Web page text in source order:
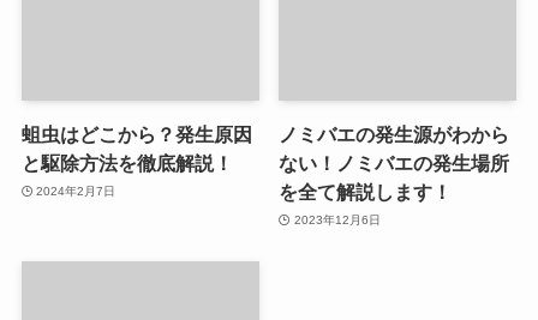
蛆虫はどこから？発生原因
と駆除方法を徹底解説！
2024年2月7日
ノミバエの発生源がわから
ない！ノミバエの発生場所
を全て解説します！
2023年12月6日